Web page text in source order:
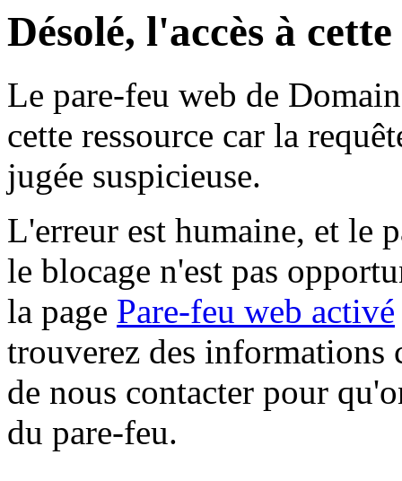
Désolé, l'accès à
Le pare-feu web de
cette ressource car la
jugée suspicieuse.
L'erreur est humaine, et le
le blocage n'est pas
la page Pare-feu web activé
trouverez des informations
de nous contacter pour
du pare-feu.